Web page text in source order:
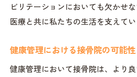
ビリテーションにおいても欠かせ
医療と共に私たちの生活を支えてい
健康管理における接骨院の可能性
健康管理において接骨院は、より